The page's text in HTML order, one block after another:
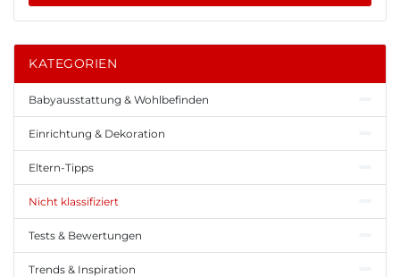
KATEGORIEN
Babyausstattung & Wohlbefinden
Einrichtung & Dekoration
Eltern-Tipps
Nicht klassifiziert
Tests & Bewertungen
Trends & Inspiration